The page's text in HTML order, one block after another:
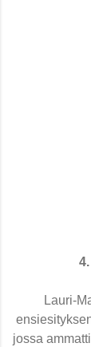
Lauri-
jossa